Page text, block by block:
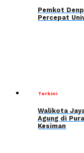
Pemkot
Percepat
Terkini
Walikota
Agung di
Kesiman